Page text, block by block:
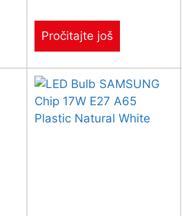
Pročitajte još